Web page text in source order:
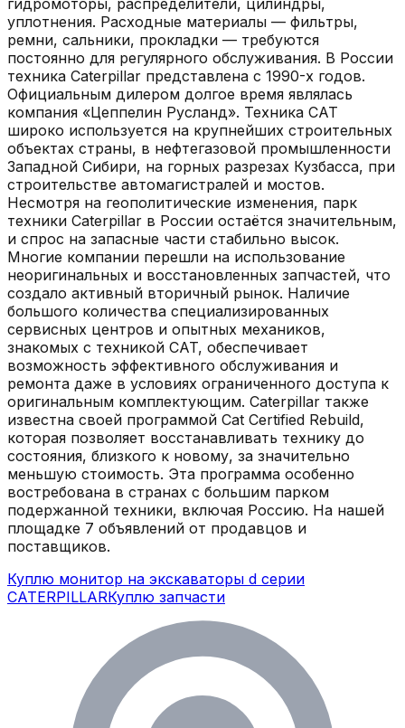
уплотнения. Расходные материалы — фильтры,
ремни, сальники, прокладки — требуются
постоянно для регулярного обслуживания. В России
техника Caterpillar представлена с 1990-х годов.
Официальным дилером долгое время являлась
компания «Цеппелин Русланд». Техника CAT
широко используется на крупнейших строительных
объектах страны, в нефтегазовой промышленности
Западной Сибири, на горных разрезах Кузбасса, при
строительстве автомагистралей и мостов.
Несмотря на геополитические изменения, парк
техники Caterpillar в России остаётся значительным,
и спрос на запасные части стабильно высок.
Многие компании перешли на использование
неоригинальных и восстановленных запчастей, что
создало активный вторичный рынок. Наличие
большого количества специализированных
сервисных центров и опытных механиков,
знакомых с техникой CAT, обеспечивает
возможность эффективного обслуживания и
ремонта даже в условиях ограниченного доступа к
оригинальным комплектующим. Caterpillar также
известна своей программой Cat Certified Rebuild,
которая позволяет восстанавливать технику до
состояния, близкого к новому, за значительно
меньшую стоимость. Эта программа особенно
востребована в странах с большим парком
подержанной техники, включая Россию. На нашей
площадке 7 объявлений от продавцов и
поставщиков.
Куплю монитор на экскаваторы d серии
CATERPILLARКуплю запчасти